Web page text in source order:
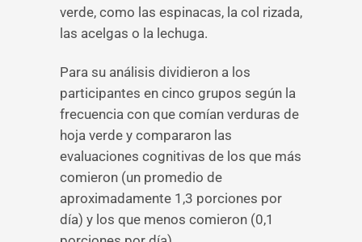
verde, como las espinacas, la col rizada,
las acelgas o la lechuga.
Para su análisis dividieron a los
participantes en cinco grupos según la
frecuencia con que comían verduras de
hoja verde y compararon las
evaluaciones cognitivas de los que más
comieron (un promedio de
aproximadamente 1,3 porciones por
día) y los que menos comieron (0,1